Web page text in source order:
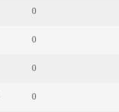
0
0
0
0